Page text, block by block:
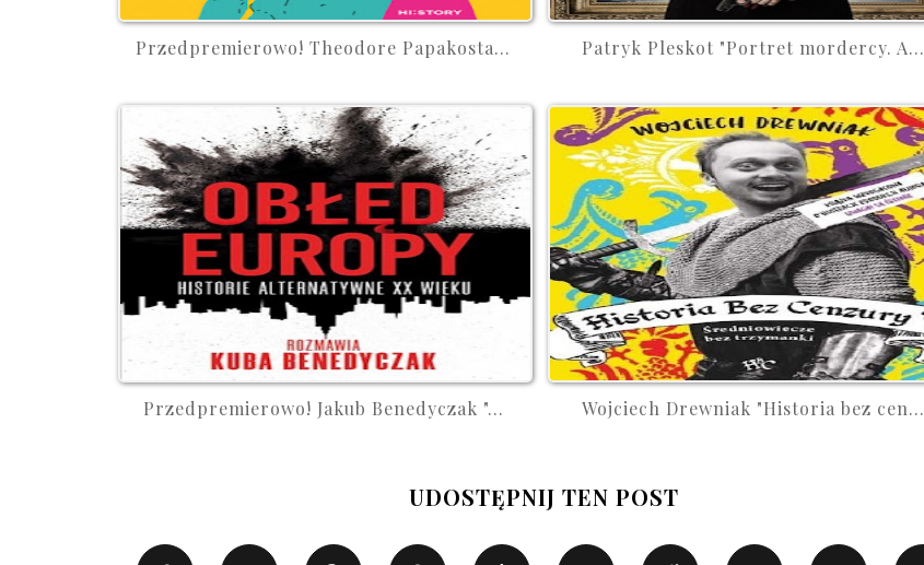
Przedpremierowo! Theodore Papakosta... Patryk Pleskot "Portret mordercy. A...
Przedpremierowo! Jakub Benedyczak "... Wojciech Drewniak "Historia bez cen...
UDOSTĘPNIJ TEN POST